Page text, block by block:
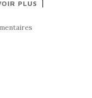
PLUS